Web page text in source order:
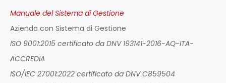
Manuale del Sistema di Gestione
Azienda con Sistema di Gestione
ISO 9001:2015 certificato da DNV 193141-2016-AQ-ITA-
ACCREDIA
ISO/IEC 27001:2022 certificato da DNV C859504